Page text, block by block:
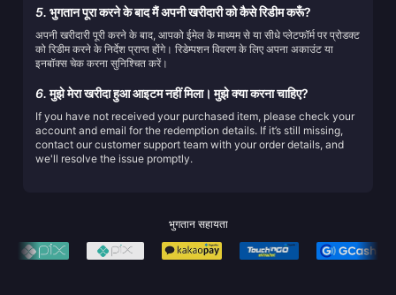
5. भुगतान पूरा करने के बाद मैं अपनी खरीदारी को कैसे रिडीम करूँ?
अपनी खरीदारी पूरी करने के बाद, आपको ईमेल के माध्यम से या सीधे प्लेटफॉर्म पर प्रोडक्ट
को रिडीम करने के निर्देश प्राप्त होंगे। रिडेम्पशन विवरण के लिए अपना अकाउंट या
इनबॉक्स चेक करना सुनिश्चित करें।
6.मुझे मेरा खरीदा हुआ आइटम नहीं मिला। मुझे क्या करना चाहिए?
If you have not received your purchased item, please check your
account and email for the redemption details. If it’s still missing,
contact our customer support team with your order details, and
we'll resolve the issue promptly.
भुगतान सहायता